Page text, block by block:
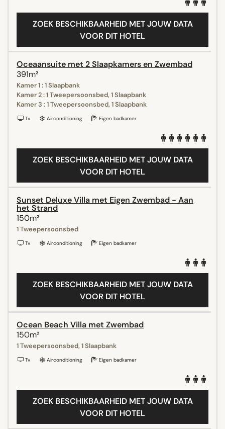
ZOEK BESCHIKBAARHEID MET JOUW DATA
VOOR DIT HOTEL
Oceaansuite met 2 Slaapkamers en Zwembad
391m²
Kamer 1 : 1 Slaapbank
Kamer 2 : 1 Tweepersoonsbed, 1 Slaapbank
Kamer 3 : 1 Tweepersoonsbed, 1 Slaapbank
Tv Airconditioning Eigen badkamer
ZOEK BESCHIKBAARHEID MET JOUW DATA
VOOR DIT HOTEL
Sunset Deluxe Villa met Eigen Zwembad - Aan
het Strand
150m²
1 Tweepersoonsbed
Tv Airconditioning Eigen badkamer
ZOEK BESCHIKBAARHEID MET JOUW DATA
VOOR DIT HOTEL
Ocean Beach Villa met Zwembad
150m²
1 Tweepersoonsbed, 1 Slaapbank
Tv Airconditioning Eigen badkamer
ZOEK BESCHIKBAARHEID MET JOUW DATA
VOOR DIT HOTEL